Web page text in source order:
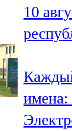
10
имена: